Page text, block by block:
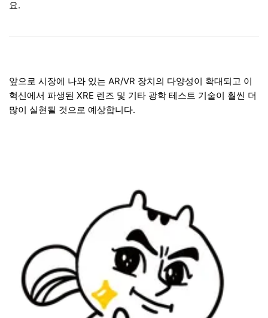
요.
앞으로 시장에 나와 있는 AR/VR 장치의 다양성이 확대되고 이
혁신에서 파생된 XRE 렌즈 및 기타 광학 테스트 기술이 훨씬 더
많이 실현될 것으로 예상합니다.